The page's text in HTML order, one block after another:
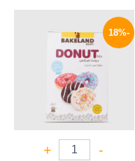
-18%
-
+
هو:
65 EGP.
هو:
53 EGP.